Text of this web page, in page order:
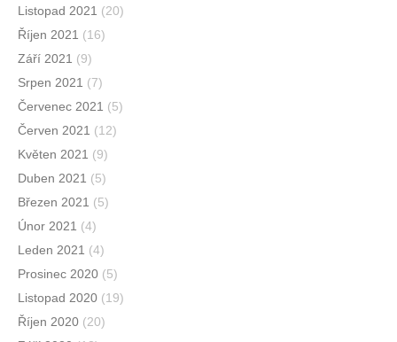
Listopad 2021 (20)
Říjen 2021 (16)
Září 2021 (9)
Srpen 2021 (7)
Červenec 2021 (5)
Červen 2021 (12)
Květen 2021 (9)
Duben 2021 (5)
Březen 2021 (5)
Únor 2021 (4)
Leden 2021 (4)
Prosinec 2020 (5)
Listopad 2020 (19)
Říjen 2020 (20)